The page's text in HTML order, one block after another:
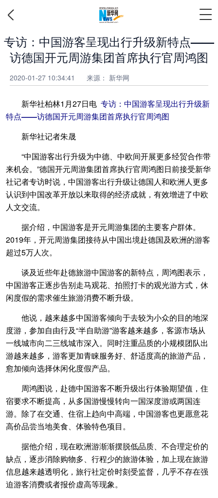
专访：中国游客呈现出行升级新特点——
访德国开元周游集团首席执行官周鸿图
2020-01-27 10:34:41 来源： 新华网
新华社柏林1月27日电 专访：中国游客呈现出行升级新
特点——访德国开元周游集团首席执行官周鸿图
新华社记者朱晟
“中国游客出行升级为中德、中欧间开展更多经贸合作带
来机会。”德国开元周游集团首席执行官周鸿图日前接受新华
社记者专访时说，中国游客出行升级让德国人和欧洲人更多
认识到中国改革开放以来取得的经济成就，有效增进了中欧
人文交流。
据介绍，中国游客是开元周游集团的主要客户群体。
2019年，开元周游集团接待从中国出境赴德国及欧洲的游客
超过5万人次。
谈及近些年赴德旅游中国游客的新特点，周鸿图表示，
中国游客正逐步告别走马观花、拍照打卡的观光游方式，休
闲度假的需求催生旅游消费不断升级。
他说，越来越多中国游客倾向于去较为小众的目的地深
度游，参加自由行及“半自助游”游客越来越多，客源市场从
一线城市向二三线城市深入。同时注重品质的小规模团队出
游越来越多，游客更加青睐服务好、舒适度高的旅游产品，
愈加倾向选择休闲化度假产品。
周鸿图说，赴德中国游客不断升级出行体验期望值，住
宿要求不断提高，从多国游慢慢转向一国深度游或两国连
游。除了在交通、住宿上趋向中高端，中国游客也更愿意花
高价品尝当地美食、体验特色项目。
据他介绍，现在欧洲游渐渐摆脱低品质、不合理定价的
缺点，逐步消除购物多、行程少的旅游体验，加上现在旅游
信息越来越透明化，旅行社定价时刻受监督，几乎不存在强
迫游客消费或者报价虚高等现象。